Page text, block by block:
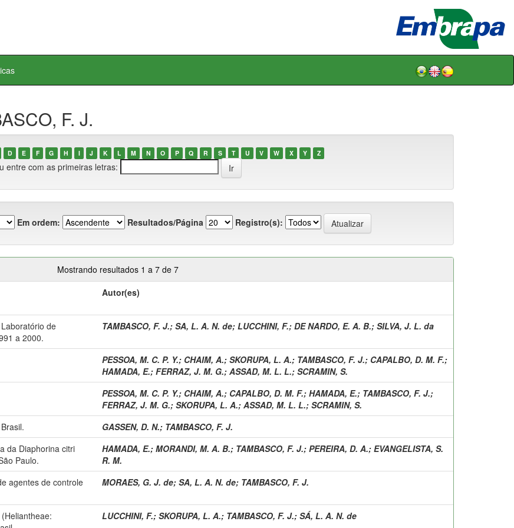
F. J.
D E F G H I J K L M N O P Q R S T U V W X Y Z
entre com as primeiras letras:
Em ordem: Resultados/Página Registro(s):
Mostrando resultados 1 a 7 de 7
Autor(es)
de
a 2000.
TAMBASCO, F. J.; SA, L. A. N. de; LUCCHINI, F.; DE NARDO, E. A. B.; SILVA, J. L. da
PESSOA, M. C. P. Y.; CHAIM, A.; SKORUPA, L. A.; TAMBASCO, F. J.; CAPALBO, D. M. F.;
HAMADA, E.; FERRAZ, J. M. G.; ASSAD, M. L. L.; SCRAMIN, S.
PESSOA, M. C. P. Y.; CHAIM, A.; CAPALBO, D. M. F.; HAMADA, E.; TAMBASCO, F. J.;
FERRAZ, J. M. G.; SKORUPA, L. A.; ASSAD, M. L. L.; SCRAMIN, S.
GASSEN, D. N.; TAMBASCO, F. J.
da Diaphorina citri
Paulo.
HAMADA, E.; MORANDI, M. A. B.; TAMBASCO, F. J.; PEREIRA, D. A.; EVANGELISTA, S.
R. M.
agentes de controle
MORAES, G. J. de; SA, L. A. N. de; TAMBASCO, F. J.
LUCCHINI, F.; SKORUPA, L. A.; TAMBASCO, F. J.; SÁ, L. A. N. de